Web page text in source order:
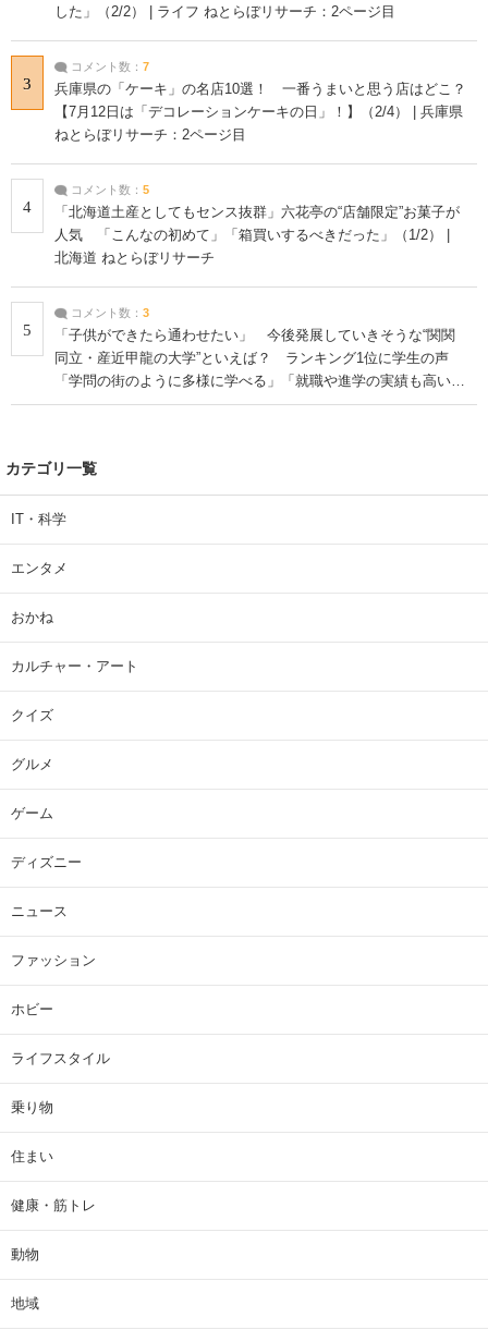
した」（2/2） | ライフ ねとらぼリサーチ：2ページ目
3
コメント数： 7
兵庫県の「ケーキ」の名店10選！ 一番うまいと思う店はどこ？
【7月12日は「デコレーションケーキの日」！】（2/4） | 兵庫県
ねとらぼリサーチ：2ページ目
4
コメント数： 5
「北海道土産としてもセンス抜群」六花亭の“店舗限定”お菓子が
人気 「こんなの初めて」「箱買いするべきだった」（1/2） |
北海道 ねとらぼリサーチ
5
コメント数： 3
「子供ができたら通わせたい」 今後発展していきそうな“関関
同立・産近甲龍の大学”といえば？ ランキング1位に学生の声
「学問の街のように多様に学べる」「就職や進学の実績も高い」
| 大学 ねとらぼリサーチ
カテゴリ一覧
IT・科学
エンタメ
おかね
カルチャー・アート
クイズ
グルメ
ゲーム
ディズニー
ニュース
ファッション
ホビー
ライフスタイル
乗り物
住まい
健康・筋トレ
動物
地域